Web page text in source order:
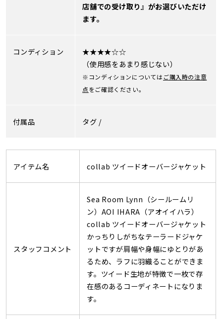
店舗での受け取り』がお選びいただけ
ます。
コンディション
★★★★☆☆
（使用感をあまり感じない）
※コンディションについてはご購入時の注意
点をご確認ください。
付属品 タグ /
アイテム名 collab ツイードオーバージャケット
スタッフコメント
Sea Room Lynn（シールームリ
ン）AOI IHARA（アオイイハラ）
collab ツイードオーバージャケット
かっちりしがちなテーラードジャケ
ットですが肩幅や身幅にゆとりがあ
るため、ラフに羽織ることができま
す。ツイード生地が特徴で一枚で存
在感のあるコーディネートになりま
す。